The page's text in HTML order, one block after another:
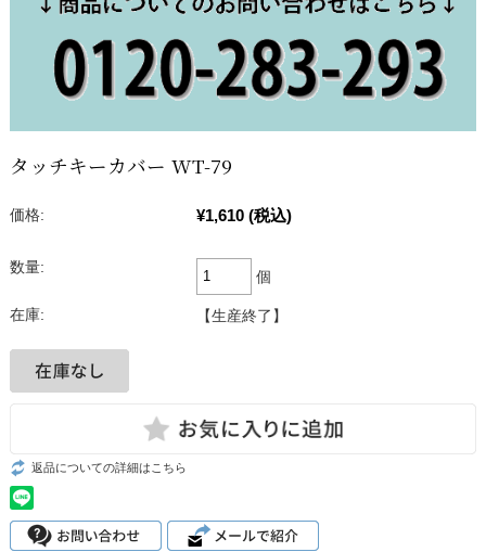
タッチキーカバー WT-79
価格: ¥1,610 (税込)
数量:
個
在庫: 【生産終了】
返品についての詳細はこちら